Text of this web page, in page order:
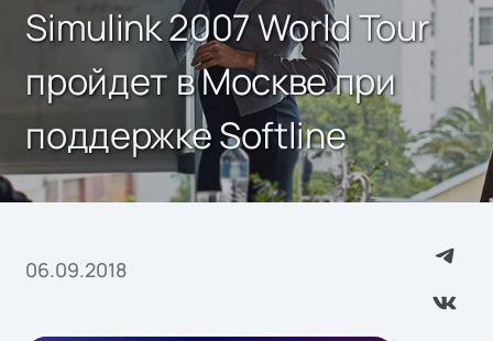
Simulink 2007 World Tour
пройдет в Москве при
поддержке Softline
06.09.2018